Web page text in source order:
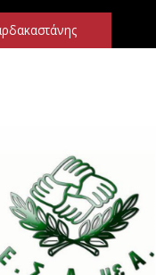
περιεχόμενο